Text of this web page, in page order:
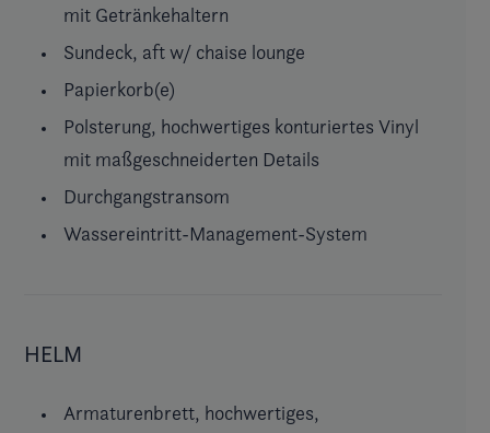
mit Getränkehaltern
Sundeck, aft w/ chaise lounge
Papierkorb(e)
Polsterung, hochwertiges konturiertes Vinyl
mit maßgeschneiderten Details
Durchgangstransom
Wassereintritt-Management-System
HELM
Armaturenbrett, hochwertiges,